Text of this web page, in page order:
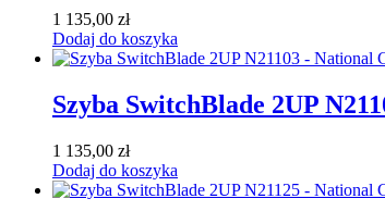
1 135,00 zł
Dodaj do koszyka
Szyba SwitchBlade 2UP
1 135,00 zł
Dodaj do koszyka